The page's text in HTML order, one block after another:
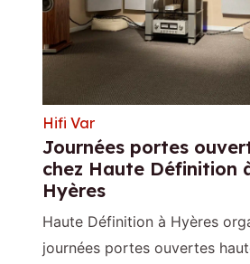
Hifi Var
Journées portes
chez Haute Définition
Hyères
Haute Définition à Hyères
journées portes ouvertes